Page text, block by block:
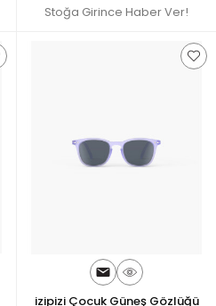
Stoğa Girince Haber Ver!
izipizi Çocuk Güneş Gözlüğü